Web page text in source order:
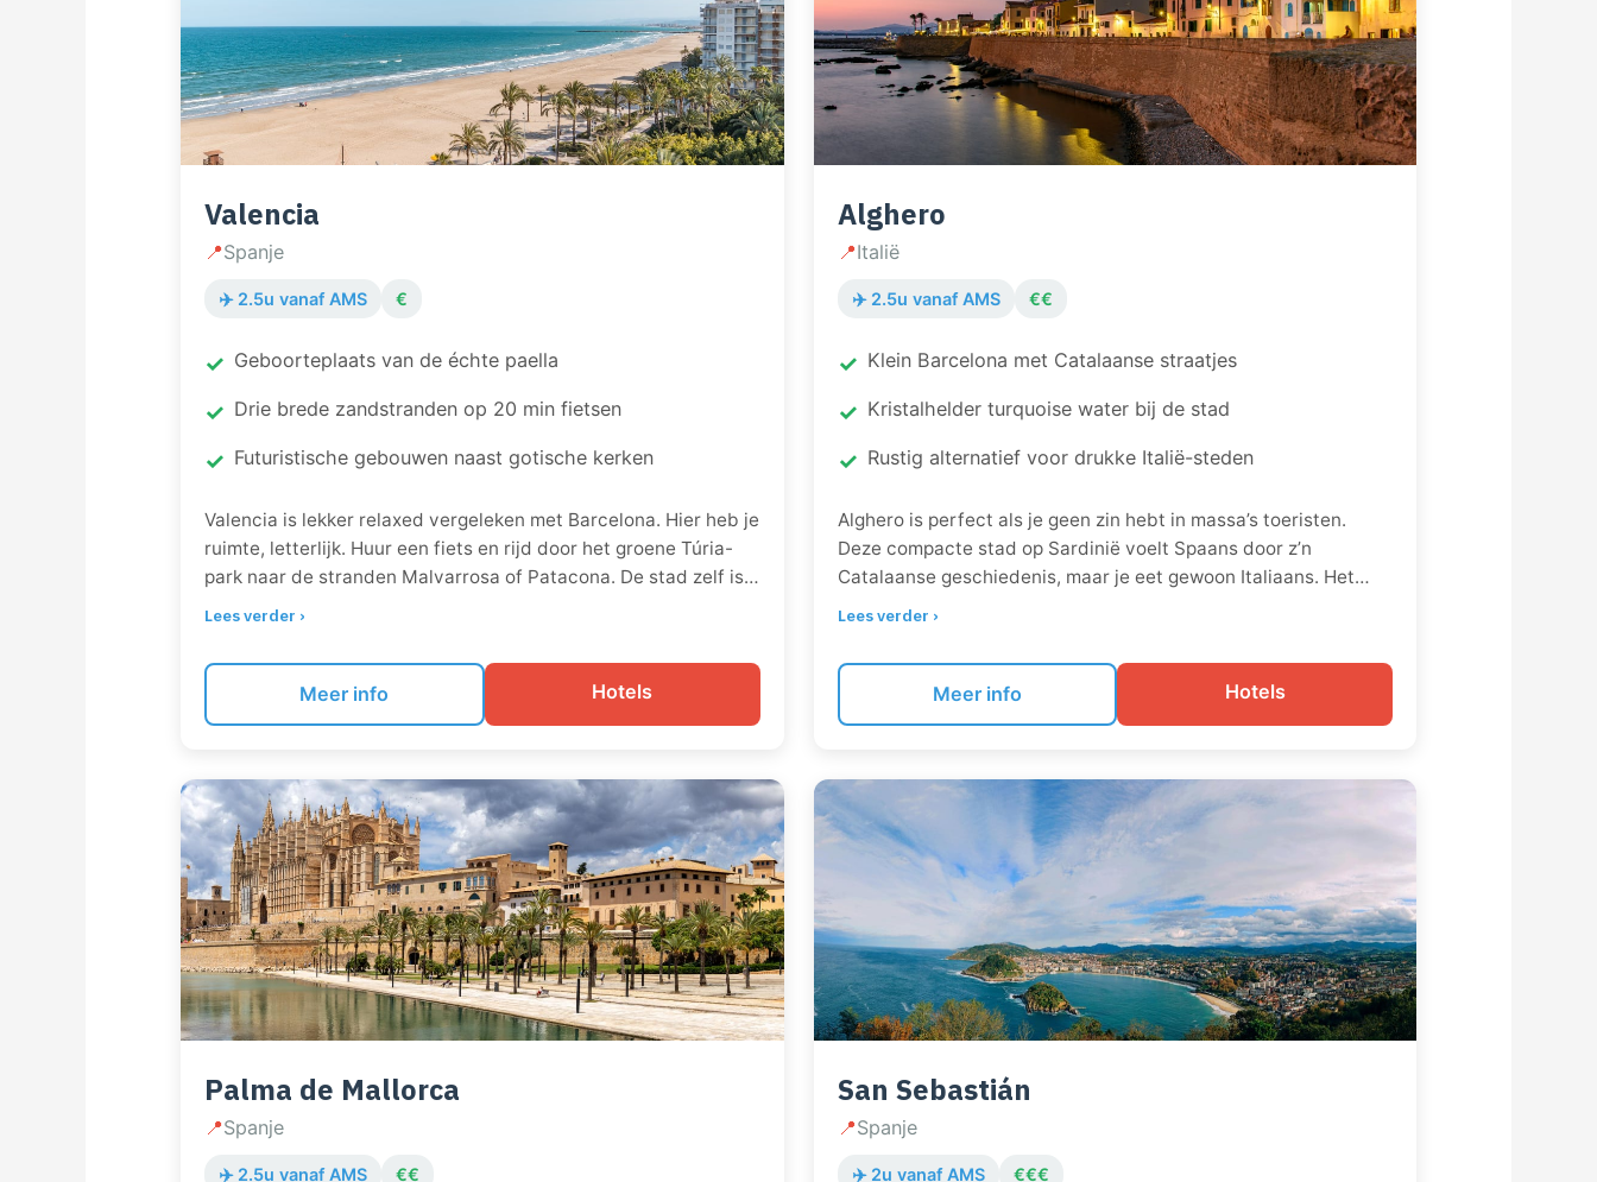
Valencia
📍Spanje
✈️ 2.5u vanaf AMS €
Geboorteplaats van de échte paella
Drie brede zandstranden op 20 min fietsen
Futuristische gebouwen naast gotische kerken
Valencia is lekker relaxed vergeleken met Barcelona. Hier heb je
ruimte, letterlijk. Huur een fiets en rijd door het groene Túria-
park naar de stranden Malvarrosa of Patacona. De stad zelf is
een gekke mix: middeleeuwse stadsmuren en kathedralen, maar
de beste paella van je leven. Niet die toeristische troep, maar
echt die van oma.
Lees verder ›
Meer info Hotels
Alghero
📍Italië
✈️ 2.5u vanaf AMS €€
Klein Barcelona met Catalaanse straatjes
Kristalhelder turquoise water bij de stad
Rustig alternatief voor drukke Italië-steden
Alghero is perfect als je geen zin hebt in massa’s toeristen.
Deze compacte stad op Sardinië voelt Spaans door z’n
Catalaanse geschiedenis, maar je eet gewoon Italiaans. Het
historische centrum kun je in een middag uitkammen. De echte
Strand Lazzaretto ligt op 20 minuten met de bus. Heerlijk
relaxed, verse vis aan de haven, en niemand die je lastigvalt.
Lees verder ›
Meer info Hotels
Palma de Mallorca
📍Spanje
✈️ 2.5u vanaf AMS €€
San Sebastián
📍Spanje
✈️ 2u vanaf AMS €€€